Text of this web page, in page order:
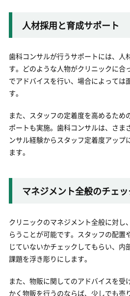
人材採用と育成サポート
歯科コンサルが行うサポートには、人
す。どのような人物がクリニックに合
でアドバイスを行い、場合によっては
す。
また、スタッフの定着度を高めるため
ポートも実施。歯科コンサルは、さま
ンサル経験からスタッフ定着度アップ
ます。
マネジメント全般のチェッ
クリニックのマネジメント全般に対し
らうことが可能です。スタッフの配置
じていないかチェックしてもらい、内
課題を浮き彫りにします。
また、物販に関してのアドバイスを受
かく物販を行うのならば、少しでも売